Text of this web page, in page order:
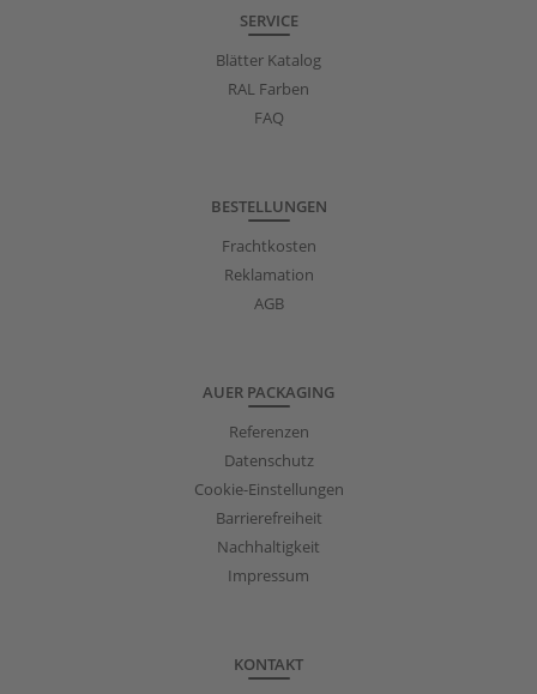
SERVICE
Blätter Katalog
RAL Farben
FAQ
BESTELLUNGEN
Frachtkosten
Reklamation
AGB
AUER PACKAGING
Referenzen
Datenschutz
Cookie-Einstellungen
Barrierefreiheit
Nachhaltigkeit
Impressum
KONTAKT